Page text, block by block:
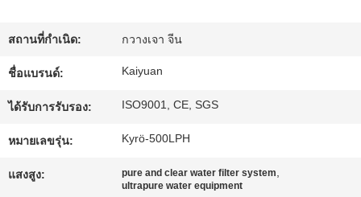
ควบคุม
คุณภาพ
ติดต่อ
สถานที่กำเนิด: กวางเจา จีน
ชื่อแบรนด์: Kaiyuan
ได้รับการรับรอง: ISO9001, CE, SGS
หมายเลขรุ่น: Kyrö-500LPH
แสงสูง: pure and clear water filter system,
ultrapure water equipment